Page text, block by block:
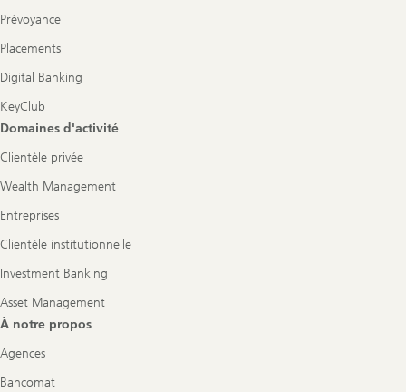
Prévoyance
Placements
Digital Banking
KeyClub
Domaines d'activité
Clientèle privée
Wealth Management
Entreprises
Clientèle institutionnelle
Investment Banking
Asset Management
À notre propos
Agences
Bancomat